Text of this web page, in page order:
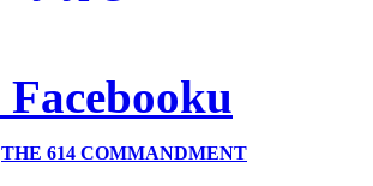
Facebooku
THE 614 COMMANDMENT